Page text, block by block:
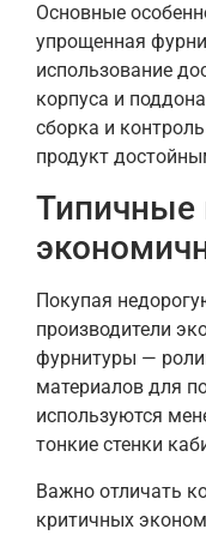
Основные
упрощенная
использование
корпуса и
сборка и
продукт
Покупая
производители
фурнитуры —
материалов для
используются
тонкие стенки
Важно отличать
критичных